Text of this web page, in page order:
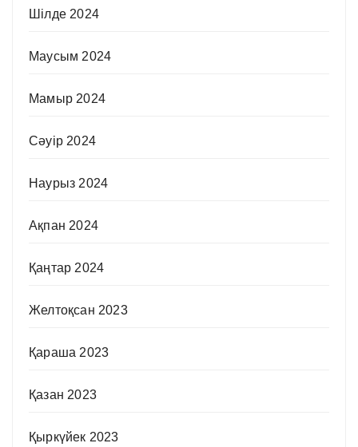
Шілде 2024
Маусым 2024
Мамыр 2024
Сәуір 2024
Наурыз 2024
Ақпан 2024
Қаңтар 2024
Желтоқсан 2023
Қараша 2023
Қазан 2023
Қыркүйек 2023